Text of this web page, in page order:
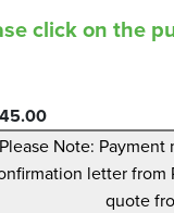
click on the
Please Note:
letter from
quote